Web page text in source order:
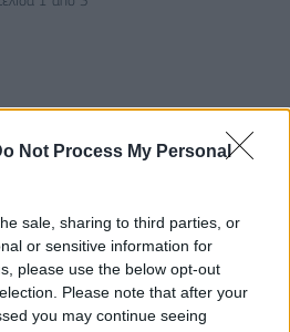
Not Process My Personal
sale, sharing to third parties, or
or sensitive information for
please use the below opt-out
Please note that after your
you may continue seeing